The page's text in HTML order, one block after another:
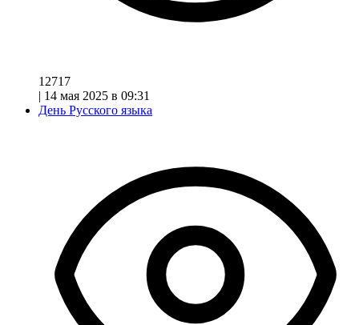
12717
14 мая 2025 в 09:31
День Русского языка